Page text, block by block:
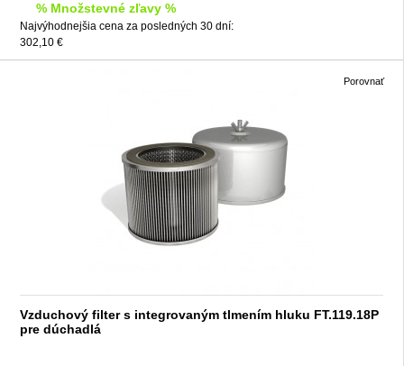
% Množstevné zľavy %
Najvýhodnejšia cena za posledných 30 dní:
302,10 €
Vzduchový filter s integrovaným tlmením hluku FT.119.18P
pre dúchadlá
Porovnať